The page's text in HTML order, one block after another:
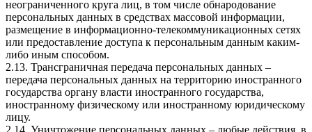
неограниченного круга лиц, в том числе обнародование
персональных данных в средствах массовой информации,
размещение в информационно-телекоммуникационных сетях
или предоставление доступа к персональным данным каким-
либо иным способом.
2.13. Трансграничная передача персональных данных –
передача персональных данных на территорию иностранного
государства органу власти иностранного государства,
иностранному физическому или иностранному юридическому
лицу.
2.14. Уничтожение персональных данных – любые действия, в